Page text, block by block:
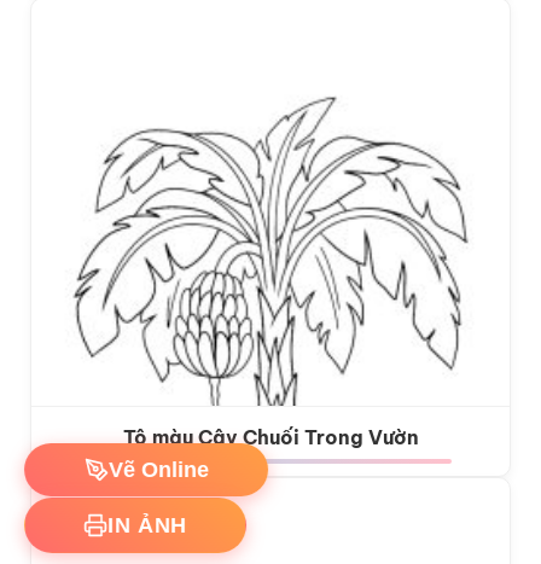
Tô màu Cây Chuối Trong Vườn
Vẽ Online
IN ẢNH